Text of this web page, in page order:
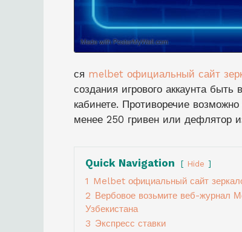
ся melbet официальный сайт
создания игрового аккаунта
кабинете. Противоречие
менее 250 гривен или дефлятор
Quick Navigation Hide
1 Melbet официальный сайт
2 Вербовое возьмите веб-журнал
Узбекистана
3 Экспресс ставки